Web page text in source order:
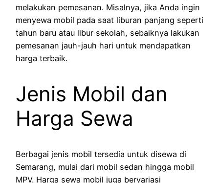
melakukan pemesanan. Misalnya, jika Anda ingin
menyewa mobil pada saat liburan panjang seperti
tahun baru atau libur sekolah, sebaiknya lakukan
pemesanan jauh-jauh hari untuk mendapatkan
harga terbaik.
Jenis Mobil dan
Harga Sewa
Berbagai jenis mobil tersedia untuk disewa di
Semarang, mulai dari mobil sedan hingga mobil
MPV. Harga sewa mobil juga bervariasi